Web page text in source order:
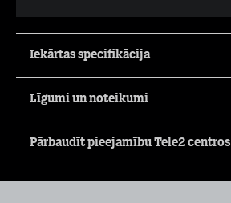
Iekārtas specifikācija
Līgumi un noteikumi
Pārbaudīt pieejamību Tele2 centros